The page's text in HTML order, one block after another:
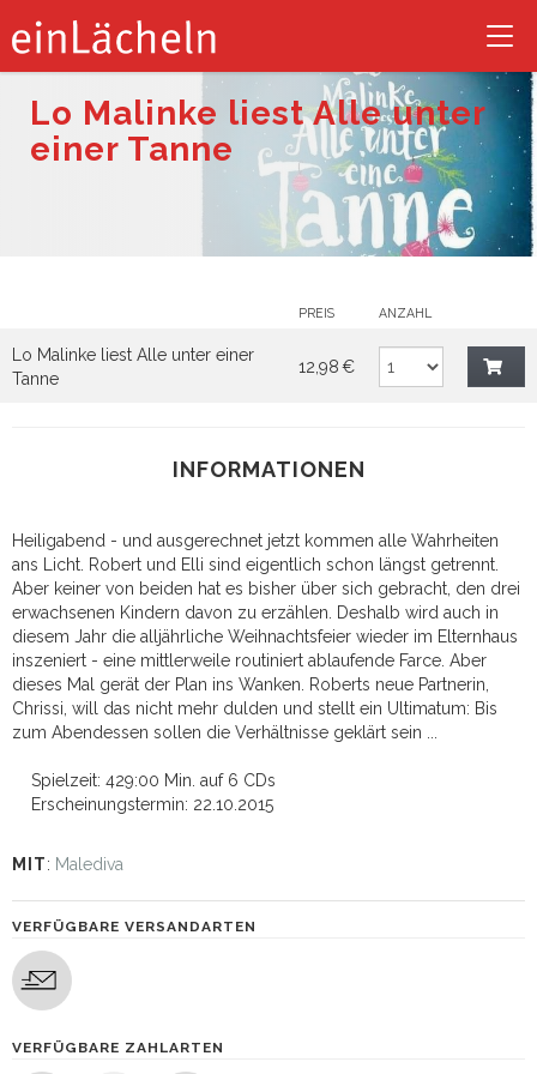
Lo Malinke liest Alle unter
einer Tanne
PREIS ANZAHL
Lo Malinke liest Alle unter einer
Tanne
12,98 €
INFORMATIONEN
Heiligabend - und ausgerechnet jetzt kommen alle Wahrheiten
ans Licht. Robert und Elli sind eigentlich schon längst getrennt.
Aber keiner von beiden hat es bisher über sich gebracht, den drei
erwachsenen Kindern davon zu erzählen. Deshalb wird auch in
diesem Jahr die alljährliche Weihnachtsfeier wieder im Elternhaus
inszeniert - eine mittlerweile routiniert ablaufende Farce. Aber
dieses Mal gerät der Plan ins Wanken. Roberts neue Partnerin,
Chrissi, will das nicht mehr dulden und stellt ein Ultimatum: Bis
zum Abendessen sollen die Verhältnisse geklärt sein ...
Spielzeit: 429:00 Min. auf 6 CDs
Erscheinungstermin: 22.10.2015
MIT: Malediva
VERFÜGBARE VERSANDARTEN
VERFÜGBARE ZAHLARTEN